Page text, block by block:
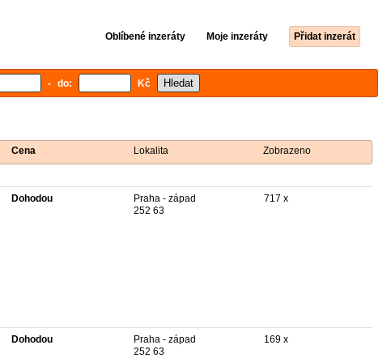
Oblíbené inzeráty Moje inzeráty Přidat inzerát
- do: Kč
Cena Lokalita Zobrazeno
Dohodou
Praha - západ
252 63
717 x
Dohodou
Praha - západ
252 63
169 x